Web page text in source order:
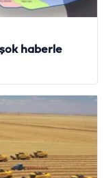
haberle